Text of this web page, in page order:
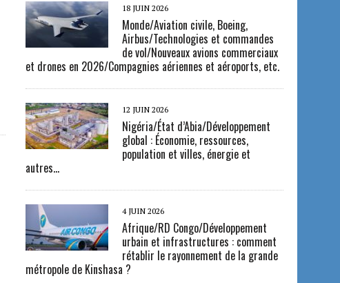
18 JUIN 2026
Monde/Aviation civile, Boeing,
Airbus/Technologies et commandes
de vol/Nouveaux avions commerciaux
et drones en 2026/Compagnies aériennes et aéroports, etc.
12 JUIN 2026
Nigéria/État d’Abia/Développement
global : Économie, ressources,
population et villes, énergie et
autres…
4 JUIN 2026
Afrique/RD Congo/Développement
urbain et infrastructures : comment
rétablir le rayonnement de la grande
métropole de Kinshasa ?